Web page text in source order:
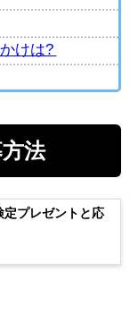
けは?
法
プレゼントと応